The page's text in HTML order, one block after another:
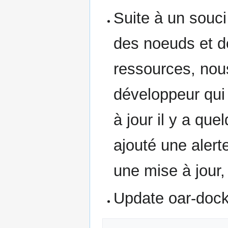
Suite à un
des noeuds et
ressources,
développeur
à jour il y a
ajouté une
une mise à
Update oar-